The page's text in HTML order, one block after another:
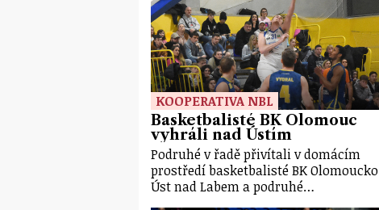
KOOPERATIVA NBL
Basketbalisté BK Olomouc
vyhráli nad Ústím
Podruhé v řadě přivítali v domácím
prostředí basketbalisté BK Olomoucko
Úst nad Labem a podruhé…